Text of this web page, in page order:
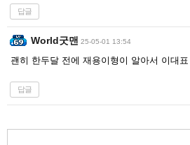
답글
World굿맨 25-05-01 13:54
괜히 한두달 전에 재용이형이 알아서 이대
답글